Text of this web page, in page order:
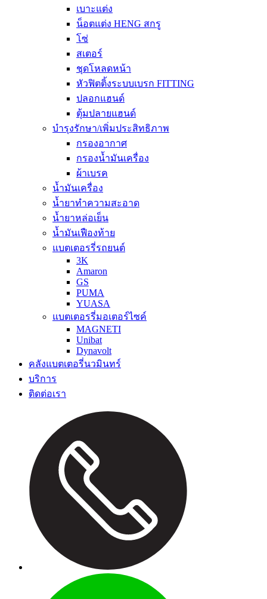
เบาะแต่ง
น็อตแต่ง HENG สกรู
โซ่
สเตอร์
ชุดโหลดหน้า
หัวฟิตติ้งระบบเบรก FITTING
ปลอกแฮนด์
ตุ้มปลายแฮนด์
บำรุงรักษา/เพิ่มประสิทธิภาพ
กรองอากาศ
กรองน้ำมันเครื่อง
ผ้าเบรค
น้ำมันเครื่อง
น้ำยาทำความสะอาด
น้ำยาหล่อเย็น
น้ำมันเฟืองท้าย
แบตเตอรรี่รถยนต์
3K
Amaron
GS
PUMA
YUASA
แบตเตอรรี่มอเตอร์ไซค์
MAGNETI
Unibat
Dynavolt
คลังแบตเตอรี่นวมินทร์
บริการ
ติดต่อเรา